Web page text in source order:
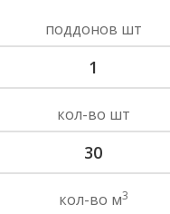
поддонов шт
кол-во шт
кол-во м3